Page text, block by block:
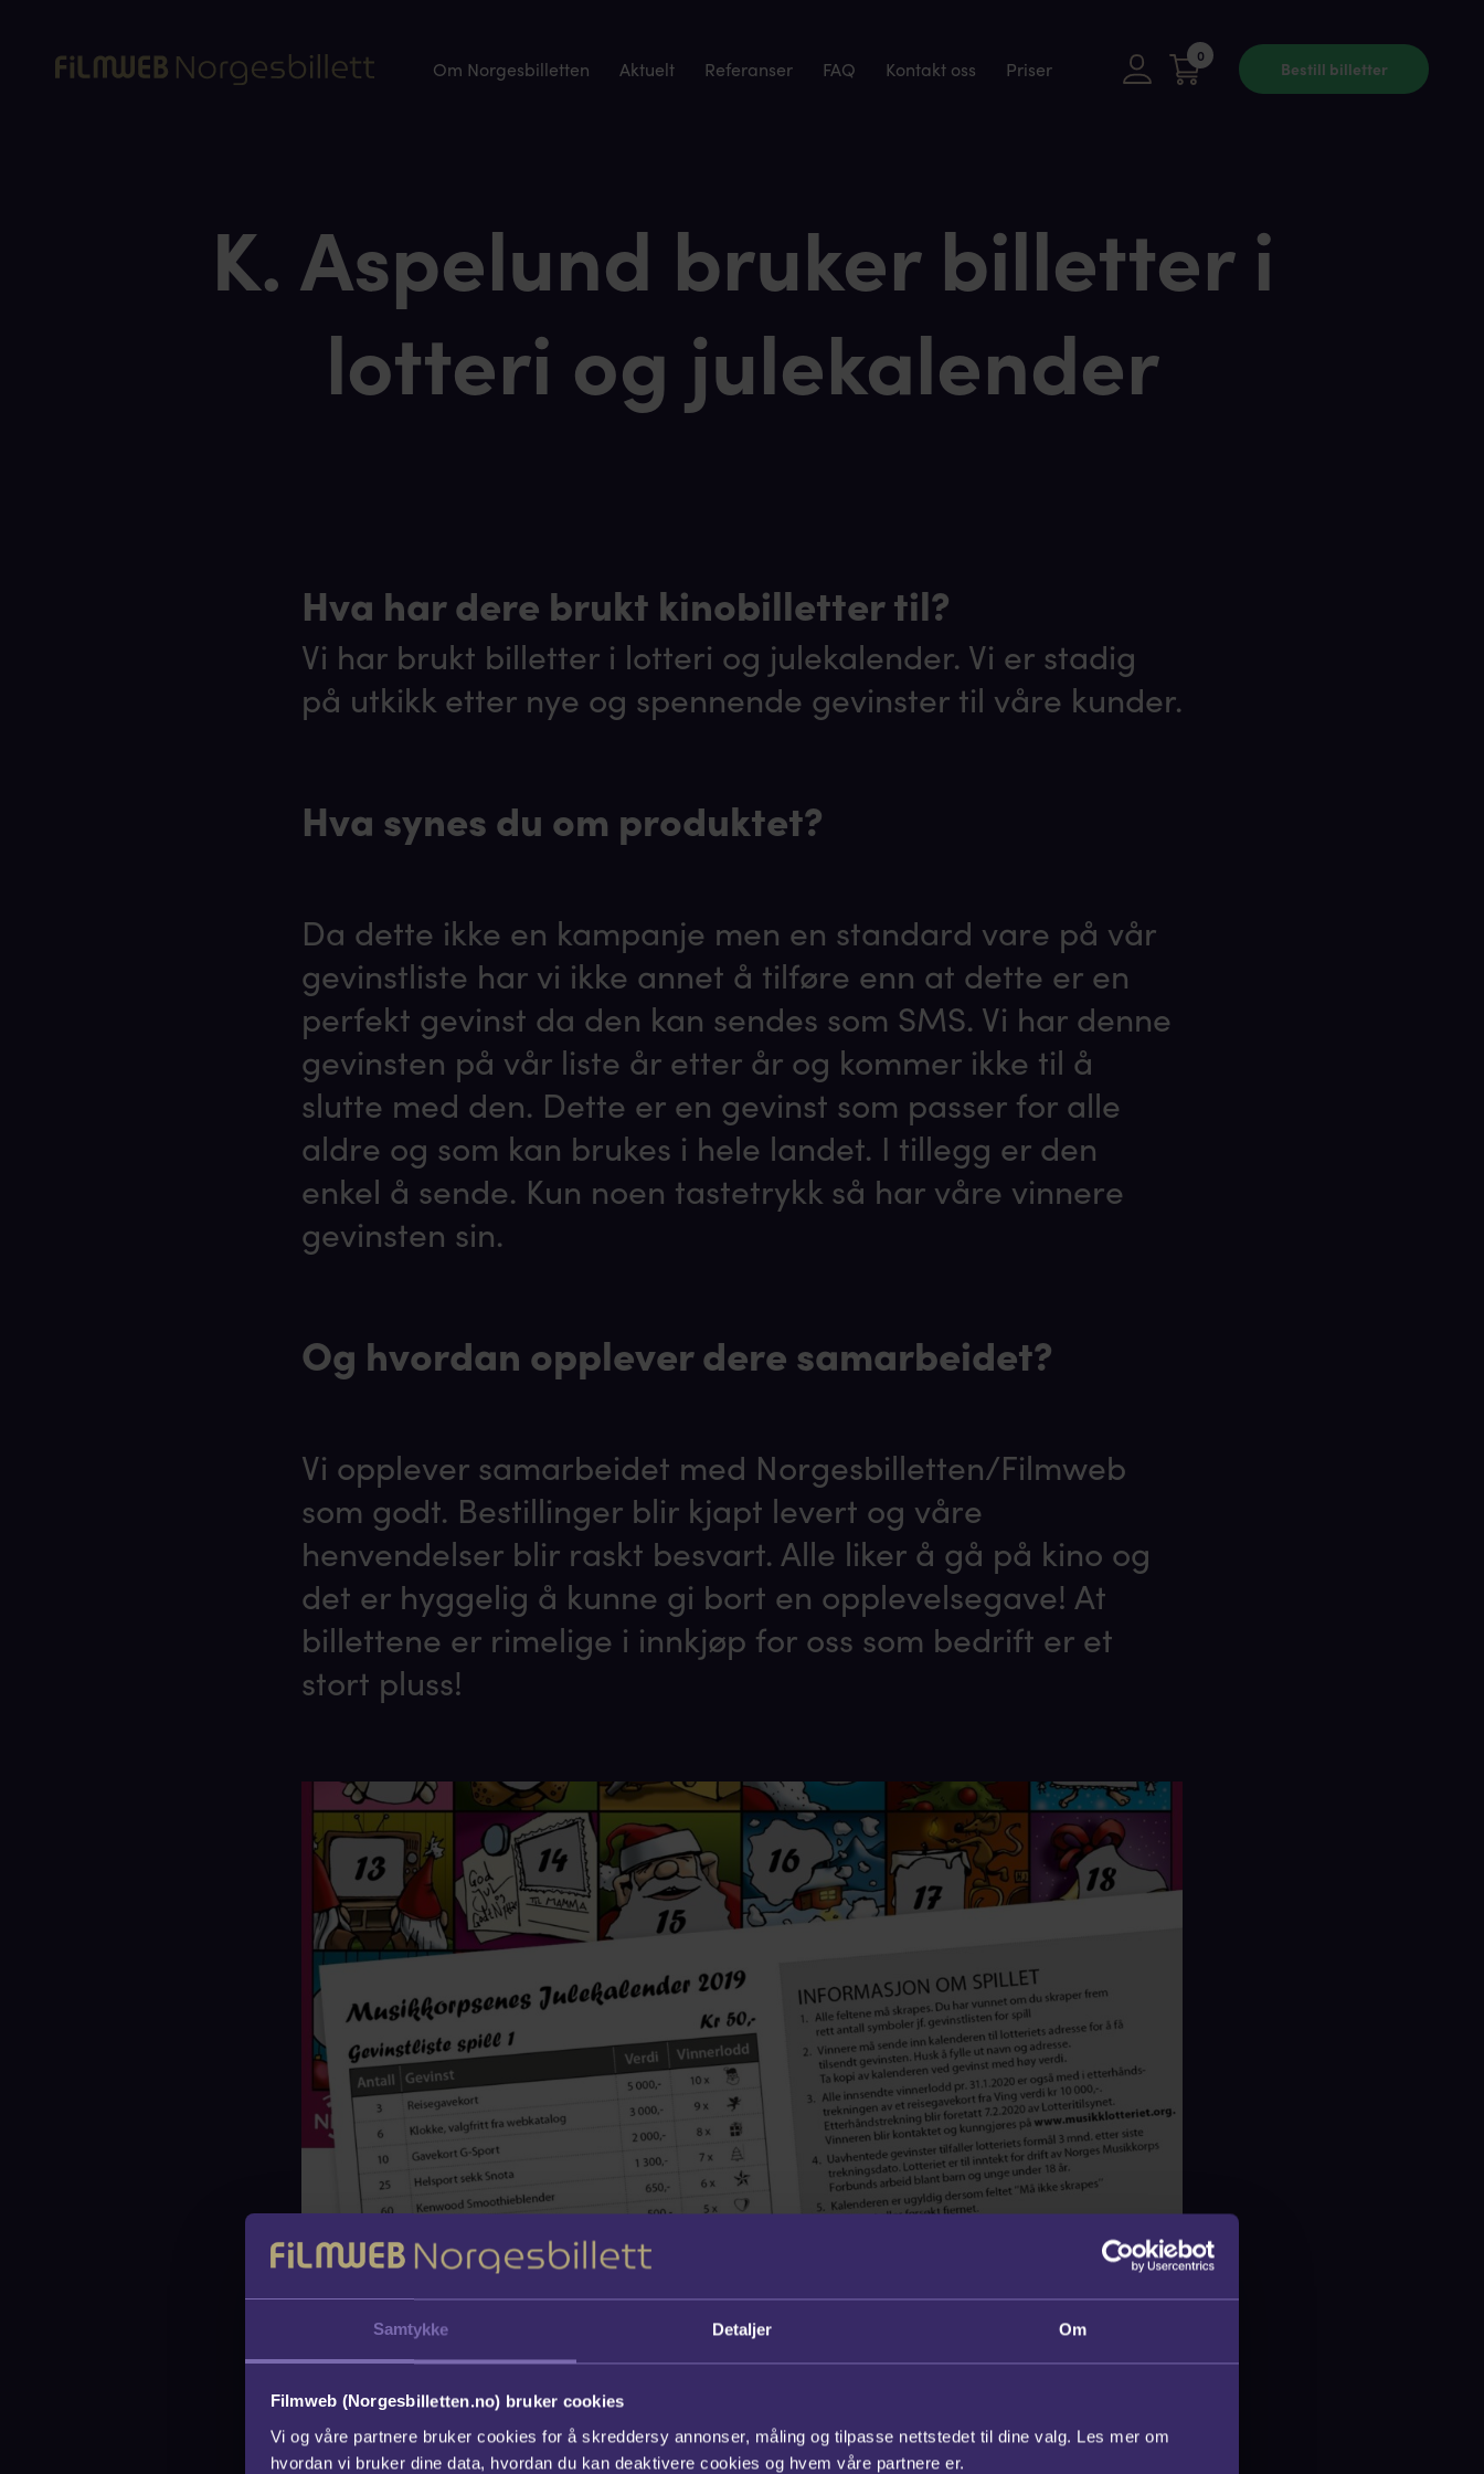
Samtykke Detaljer Om
Filmweb (Norgesbilletten.no) bruker cookies
Vi og våre partnere bruker cookies for å skreddersy annonser, måling og tilpasse nettstedet til dine valg. Les mer om
hvordan vi bruker dine data, hvordan du kan deaktivere cookies og hvem våre partnere er.
Om Norgesbilletten Aktuelt Referanser FAQ Kontakt oss Priser
0
Bestill billetter
K. Aspelund bruker billetter i
lotteri og julekalender
Hva har dere brukt kinobilletter til?
Vi har brukt billetter i lotteri og julekalender. Vi er stadig
på utkikk etter nye og spennende gevinster til våre kunder.
Hva synes du om produktet?
Da dette ikke en kampanje men en standard vare på vår
gevinstliste har vi ikke annet å tilføre enn at dette er en
perfekt gevinst da den kan sendes som SMS. Vi har denne
gevinsten på vår liste år etter år og kommer ikke til å
slutte med den. Dette er en gevinst som passer for alle
aldre og som kan brukes i hele landet. I tillegg er den
enkel å sende. Kun noen tastetrykk så har våre vinnere
gevinsten sin.
Og hvordan opplever dere samarbeidet?
Vi opplever samarbeidet med Norgesbilletten/Filmweb
som godt. Bestillinger blir kjapt levert og våre
henvendelser blir raskt besvart. Alle liker å gå på kino og
det er hyggelig å kunne gi bort en opplevelsegave! At
billettene er rimelige i innkjøp for oss som bedrift er et
stort pluss!
Wenche K. Leonhardsen
Grafisk Design